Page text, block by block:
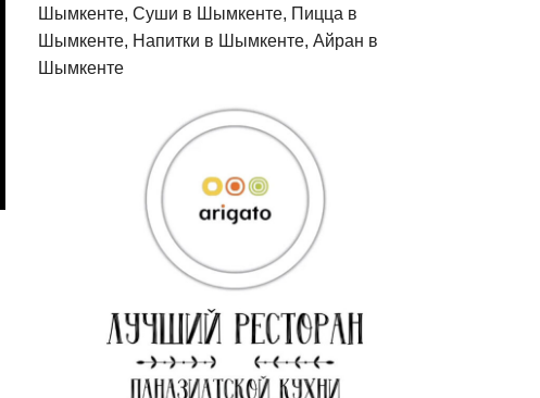
Шымкенте, Суши в Шымкенте, Пицца в
Шымкенте, Напитки в Шымкенте, Айран в
Шымкенте